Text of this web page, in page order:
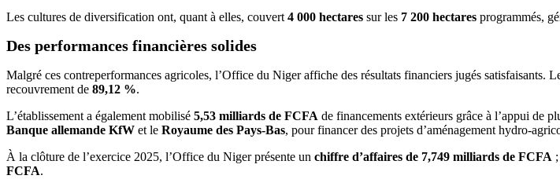
Les cultures de diversification ont, quant à elles, couvert 4 000 hectares sur les 7 200 hectares programmés,
Des performances financières solides
Malgré ces contreperformances agricoles, l’Office du Niger affiche des résultats financiers jugés satisfaisants.
recouvrement de 89,12 %.
L’établissement a également mobilisé 5,53 milliards de FCFA de financements extérieurs grâce à l’appui de
Banque allemande KfW et le Royaume des Pays-Bas, pour financer des projets d’aménagement hydro-
À la clôture de l’exercice 2025, l’Office du Niger présente un chiffre d’affaires de 7,749 milliards de FCFA
FCFA.